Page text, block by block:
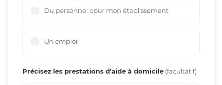
Du personnel pour mon établissement
Un emploi
Précisez les prestations d'aide à domicile